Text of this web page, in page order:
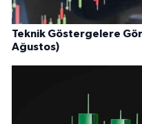
Teknik Göstergelere
Ağustos)